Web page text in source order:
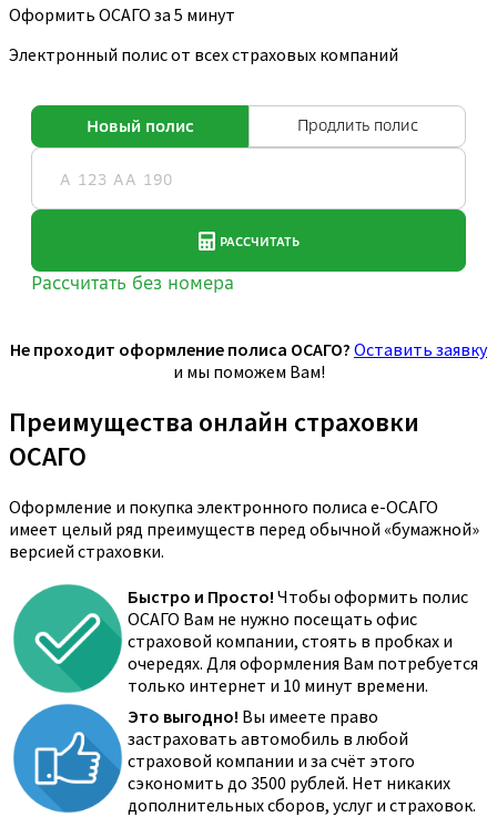
Оформить ОСАГО за 5 минут
Электронный полис от всех страховых компаний
Не проходит оформление полиса ОСАГО? Оставить заявку
и мы поможем Вам!
Преимущества онлайн страховки
ОСАГО
Оформление и покупка электронного полиса е-ОСАГО
имеет целый ряд преимуществ перед обычной «бумажной»
версией страховки.
Быстро и Просто! Чтобы оформить полис
ОСАГО Вам не нужно посещать офис
страховой компании, стоять в пробках и
очередях. Для оформления Вам потребуется
только интернет и 10 минут времени.
Это выгодно! Вы имеете право
застраховать автомобиль в любой
страховой компании и за счёт этого
сэкономить до 3500 рублей. Нет никаких
дополнительных сборов, услуг и страховок.